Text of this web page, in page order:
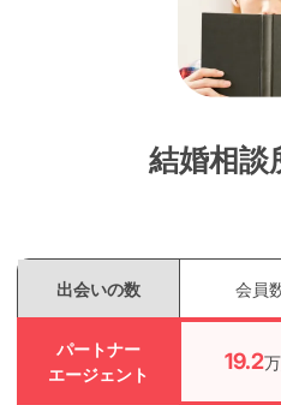
結婚相談
出会いの数 会員
パートナー
エージェント
19.2